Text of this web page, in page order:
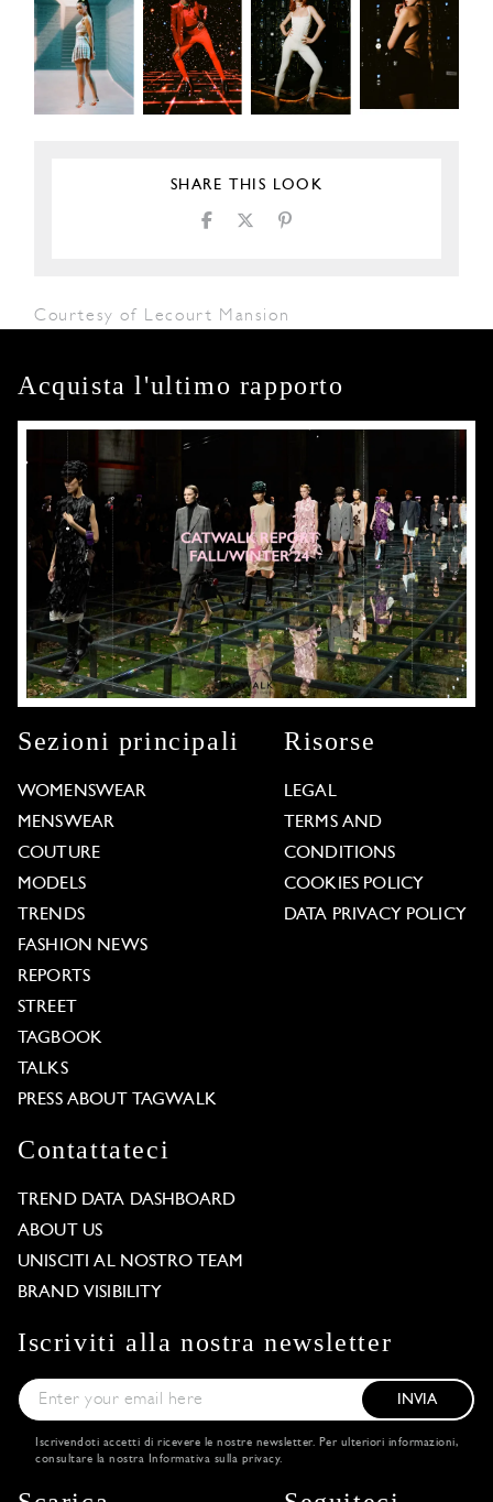
SHARE THIS LOOK
Courtesy of Lecourt Mansion
Acquista l'ultimo rapporto
Sezioni principali
WOMENSWEAR
MENSWEAR
COUTURE
MODELS
TRENDS
FASHION NEWS
REPORTS
STREET
TAGBOOK
TALKS
PRESS ABOUT TAGWALK
Risorse
LEGAL
TERMS AND
CONDITIONS
COOKIES POLICY
DATA PRIVACY POLICY
Contattateci
TREND DATA DASHBOARD
ABOUT US
UNISCITI AL NOSTRO TEAM
BRAND VISIBILITY
Iscriviti alla nostra newsletter
INVIA
Iscrivendoti accetti di ricevere le nostre newsletter. Per ulteriori informazioni,
consultare la nostra
Informativa sulla privacy.